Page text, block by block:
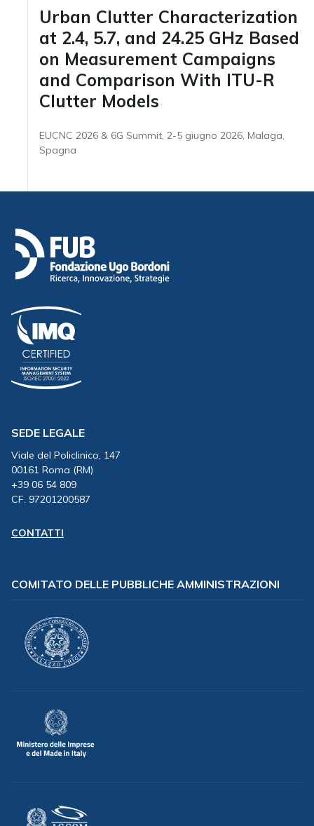
Urban Clutter Characterization
at 2.4, 5.7, and 24.25 GHz Based
on Measurement Campaigns
and Comparison With ITU-R
Clutter Models
EUCNC 2026 & 6G Summit, 2-5 giugno 2026, Malaga,
Spagna
SEDE LEGALE
Viale del Policlinico, 147
00161 Roma (RM)
+39 06 54 809
CF. 97201200587
CONTATTI
COMITATO DELLE PUBBLICHE AMMINISTRAZIONI